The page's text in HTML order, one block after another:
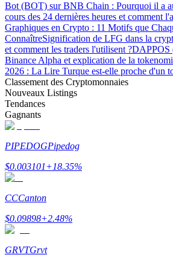
Gagner
Gagnez quotidiennement des
Bot (BOT) sur BNB Chain : Pourquoi il a
cours des 24 dernières heures et comment
Graphiques en Crypto : 11 Motifs que
ConnaîtreSignification de LFG dans la
et comment les traders l'utilisent ?DAPPOS
Binance Alpha et explication de la
2026 : La Lire Turque est-elle proche d'un
Classement des Cryptomonnaies
Nouveaux Listings
Tendances
Gagnants
PIPEDOGPipedog
$0.003101+18.35%
CCCanton
$0.09898+2.48%
GRVTGrvt